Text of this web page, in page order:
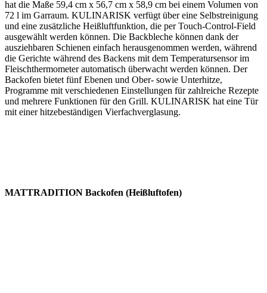
hat die Maße 59,4 cm x 56,7 cm x 58,9 cm bei einem Volumen von
72 l im Garraum. KULINARISK verfügt über eine Selbstreinigung
und eine zusätzliche Heißluftfunktion, die per Touch-Control-Field
ausgewählt werden können. Die Backbleche können dank der
ausziehbaren Schienen einfach herausgenommen werden, während
die Gerichte während des Backens mit dem Temperatursensor im
Fleischthermometer automatisch überwacht werden können. Der
Backofen bietet fünf Ebenen und Ober- sowie Unterhitze,
Programme mit verschiedenen Einstellungen für zahlreiche Rezepte
und mehrere Funktionen für den Grill. KULINARISK hat eine Tür
mit einer hitzebeständigen Vierfachverglasung.
MATTRADITION Backofen (Heißluftofen)